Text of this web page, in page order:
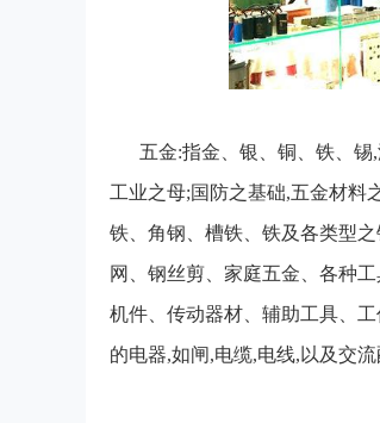
五金:指金、银、铜、铁、
工业之母;国防之基础,五金材料
铁、角钢、槽铁、铁及各类型
网、钢丝剪、家庭五金、各种
机件、传动器材、辅助工具、
的电器,如闸,电缆,电线,以及交流